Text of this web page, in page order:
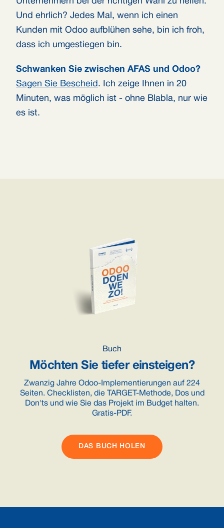
Und ehrlich? Jedes Mal, wenn ich einen
Kunden mit Odoo aufblühen sehe, bin ich froh,
dass ich umgestiegen bin.
Schwanken Sie zwischen AFAS und Odoo?
Sagen Sie Bescheid . Ich zeige Ihnen in 20
Minuten, was möglich ist - ohne Blabla, nur wie
es ist.
Buch
Möchten Sie tiefer einsteigen?
Zwanzig Jahre Odoo-Implementierungen auf 224
Seiten. Checklisten, die TARGET-Methode, Dos und
Don'ts und wie Sie das Projekt im Budget halten.
Gratis-PDF.
DAS BUCH HOLEN